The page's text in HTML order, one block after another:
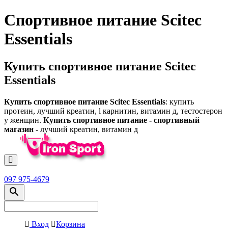
Спортивное питание Scitec
Essentials
Купить спортивное питание Scitec
Essentials
Купить спортивное питание Scitec Essentials: купить
протеин, лучший креатин, l карнитин, витамин д, тестостерон
у женщин. Купить спортивное питание - спортивный
магазин - лучший креатин, витамин д
097 975-4679
Вход
Корзина